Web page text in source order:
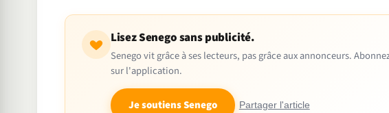
Lisez Senego sans publicité.
Senego vit grâce à ses lecteurs, pas grâce aux annonceurs.
sur l'application.
Je soutiens Senego Partager l'article